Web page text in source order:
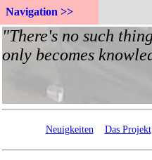
Navigation >>
Neuigkeiten Das Projekt